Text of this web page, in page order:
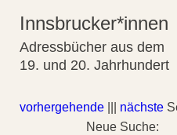
Innsbrucker*innen
Adressbücher aus dem
19. und 20. Jahrhundert
vorhergehende nächste
Neue Suche: